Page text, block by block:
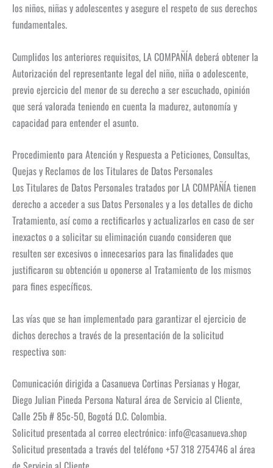
los niños, niñas y adolescentes y asegure el respeto de sus derechos
fundamentales.
Cumplidos los anteriores requisitos, LA COMPAÑÍA deberá obtener la
Autorización del representante legal del niño, niña o adolescente,
previo ejercicio del menor de su derecho a ser escuchado, opinión
que será valorada teniendo en cuenta la madurez, autonomía y
capacidad para entender el asunto.
Procedimiento para Atención y Respuesta a Peticiones, Consultas,
Quejas y Reclamos de los Titulares de Datos Personales
Los Titulares de Datos Personales tratados por LA COMPAÑÍA tienen
derecho a acceder a sus Datos Personales y a los detalles de dicho
Tratamiento, así como a rectificarlos y actualizarlos en caso de ser
inexactos o a solicitar su eliminación cuando consideren que
resulten ser excesivos o innecesarios para las finalidades que
justificaron su obtención u oponerse al Tratamiento de los mismos
para fines específicos.
Las vías que se han implementado para garantizar el ejercicio de
dichos derechos a través de la presentación de la solicitud
respectiva son:
Comunicación dirigida a Casanueva Cortinas Persianas y Hogar,
Diego Julian Pineda Persona Natural área de Servicio al Cliente,
Calle 25b # 85c-50, Bogotá D.C. Colombia.
Solicitud presentada al correo electrónico: info@casanueva.shop
Solicitud presentada a través del teléfono +57 318 2754746 al área